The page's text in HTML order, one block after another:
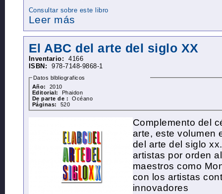
Consultar sobre este libro
Leer más
El ABC del arte del siglo XX
Inventario:
4166
ISBN:
978-7148-9868-1
Datos blbliograficos
Año:
2010
Editorial:
Phaidon
De parte de :
Océano
Páginas:
520
Complemento del
arte, este volumen
del arte del siglo
artistas por orden
maestros como
con los artistas
innovadores